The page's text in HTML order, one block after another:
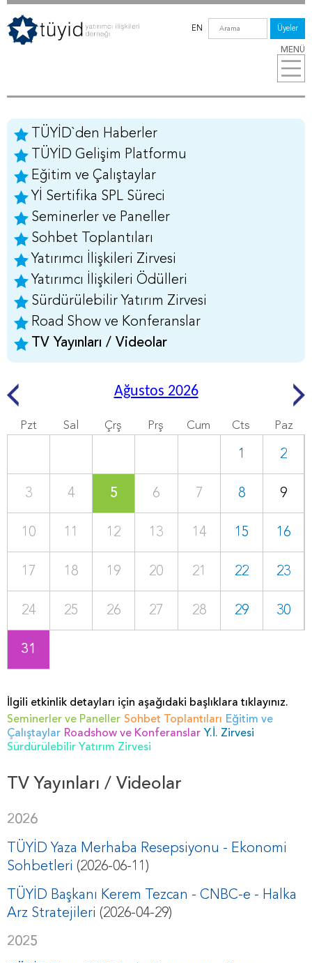
MENÜ
EN Üyeler
TÜYİD`den Haberler
TÜYİD Gelişim Platformu
Eğitim ve Çalıştaylar
Yİ Sertifika SPL Süreci
Seminerler ve Paneller
Sohbet Toplantıları
Yatırımcı İlişkileri Zirvesi
Yatırımcı İlişkileri Ödülleri
Sürdürülebilir Yatırım Zirvesi
Road Show ve Konferanslar
TV Yayınları / Videolar
Ağustos 2026
Pzt Sal Çrş Prş Cum Cts Paz
1 2
3 4 5 6 7 8 9
10 11 12 13 14 15 16
17 18 19 20 21 22 23
24 25 26 27 28 29 30
31
İlgili etkinlik detayları için aşağıdaki başlıklara tıklayınız.
Seminerler ve Paneller Sohbet Toplantıları Eğitim ve
Çalıştaylar Roadshow ve Konferanslar Y.İ. Zirvesi
Sürdürülebilir Yatırım Zirvesi
TV Yayınları / Videolar
2026
TÜYİD Yaza Merhaba Resepsiyonu - Ekonomi
Sohbetleri (2026-06-11)
TÜYİD Başkanı Kerem Tezcan - CNBC-e - Halka
Arz Stratejileri (2026-04-29)
2025